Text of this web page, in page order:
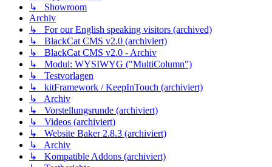
↳ Showroom
Archiv
↳ For our English speaking visitors (archived)
↳ BlackCat CMS v2.0 (archiviert)
↳ BlackCat CMS v2.0 - Archiv
↳ Modul: WYSIWYG ("MultiColumn")
↳ Testvorlagen
↳ kitFramework / KeepInTouch (archiviert)
↳ Archiv
↳ Vorstellungsrunde (archiviert)
↳ Videos (archiviert)
↳ Website Baker 2.8.3 (archiviert)
↳ Archiv
↳ Kompatible Addons (archiviert)